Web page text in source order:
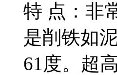
特 点：非
是削铁如
61度。超